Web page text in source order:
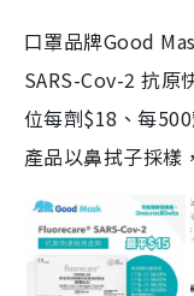
口罩品牌Good
SARS-Cov-2 抗原
位每劑$18、每
產品以鼻拭子採樣